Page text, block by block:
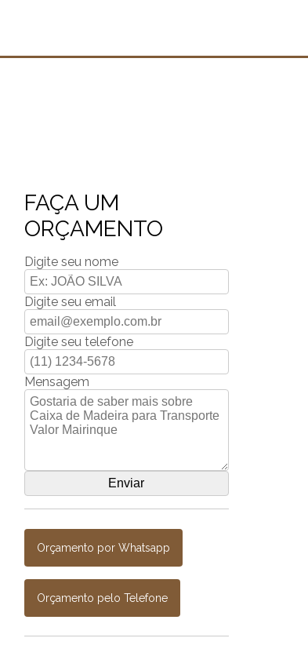
FAÇA UM
ORÇAMENTO
Digite seu nome
Digite seu email
Digite seu telefone
Mensagem
Orçamento por Whatsapp
Orçamento pelo Telefone